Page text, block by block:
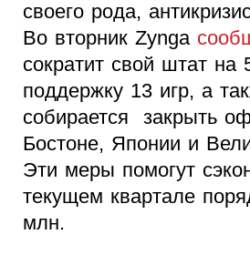
своего рода,
Во вторник Zynga
сократит свой штат на
поддержку 13 игр, а
собирается закрыть
Бостоне, Японии и
Эти меры помогут
текущем квартале
млн.